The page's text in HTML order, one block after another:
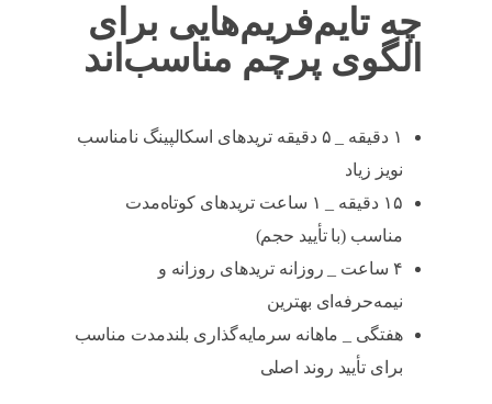
چه تایم‌فریم‌هایی برای
الگوی پرچم مناسب‌اند
۱ دقیقه _ ۵ دقیقه تریدهای اسکالپینگ نامناسب
نویز زیاد
۱۵ دقیقه _ ۱ ساعت تریدهای کوتاه‌مدت
مناسب (با تأیید حجم)
۴ ساعت _ روزانه تریدهای روزانه و
نیمه‌حرفه‌ای بهترین
هفتگی _ ماهانه سرمایه‌گذاری بلندمدت مناسب
برای تأیید روند اصلی